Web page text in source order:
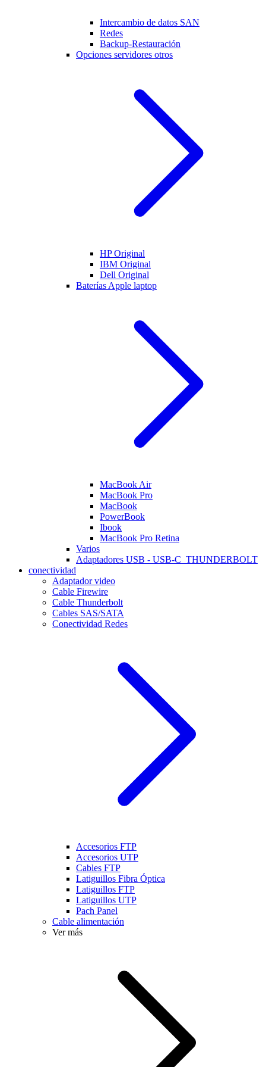
Intercambio de datos SAN
Redes
Backup-Restauración
Opciones servidores otros
HP Original
IBM Original
Dell Original
Baterías Apple laptop
MacBook Air
MacBook Pro
MacBook
PowerBook
Ibook
MacBook Pro Retina
Varios
Adaptadores USB - USB-C_THUNDERBOLT
conectividad
Adaptador video
Cable Firewire
Cable Thunderbolt
Cables SAS/SATA
Conectividad Redes
Accesorios FTP
Accesorios UTP
Cables FTP
Latiguillos Fibra Óptica
Latiguillos FTP
Latiguillos UTP
Pach Panel
Cable alimentación
Ver más